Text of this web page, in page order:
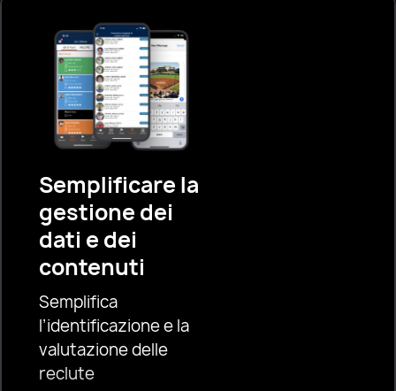
Semplificare la
gestione dei
dati e dei
contenuti
Semplifica
l’identificazione e la
valutazione delle
reclute